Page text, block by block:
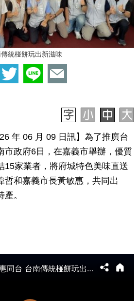
統椪餅玩出新滋味
年 06 月 09 日訊】為了推廣台
市政府6日，在嘉義市舉辦，優質
15家業者，將府城特色美味直送
哲和嘉義市長黃敏惠，共同出
。